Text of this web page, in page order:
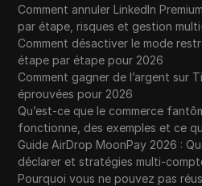
Comment annuler LinkedIn
par étape, risques et gestion
Comment désactiver le mode
étape par étape pour 2026
Comment gagner de l’argent sur
éprouvées pour 2026
Qu’est-ce que le commerce
fonctionne, des exemples et ce
Guide AirDrop MoonPay 2026 :
déclarer et stratégies multi-
Pourquoi vous ne pouvez pas